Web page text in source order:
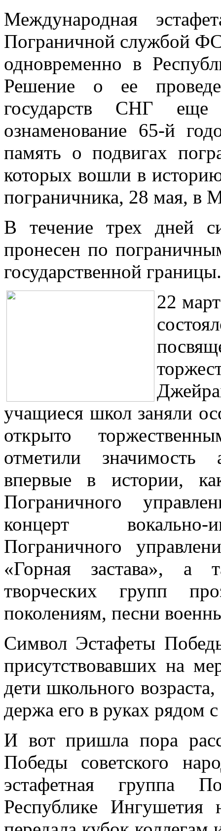
Международная
Пограничной службой
одновременно в
Решение о ее
государств СНГ
ознаменование 65-й
память о подвигах
которых вошли в
пограничника, 28 мая, в
В течение трех дней
пронесен по
государственной границы.
22
учащиеся школ заняли
открыто
отметили значимость
впервые в истории,
Пограничного
концерт вокально-
Пограничного
«Горная застава», а
творческих групп
поколениям, песни
Символ Эстафеты
присутствовавших на
дети школьного
держа его в руках рядом
И вот пришла пора
Победы советского
эстафетная группа
Республике Ингушетия